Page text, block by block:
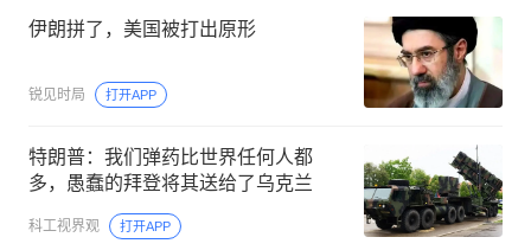
伊朗拼了，美国被打出原形
锐见时局 打开APP
特朗普：我们弹药比世界任何人都
多，愚蠢的拜登将其送给了乌克兰
科工视界观 打开APP